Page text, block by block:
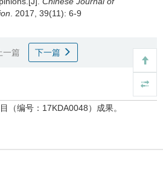
. 2017, 39(11): 6-9
一篇 下一篇
（编号：17KDA0048）成果。